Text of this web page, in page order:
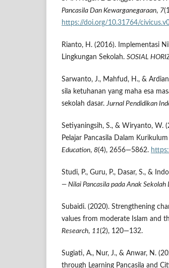
Pancasila Dan Kewarganegaraan, 7
https://doi.org/10.31764/
Rianto, H. (2016). Implementasi
Lingkungan Sekolah. SOSIAL
Sarwanto, J., Mahfud, H., &
sila ketuhanan yang maha esa
sekolah dasar.Jurnal Pendidikan
Setiyaningsih, S., & Wiryanto, W.
Pelajar Pancasila Dalam
Education, 8(4), 2656—5862.
Studi, P., Guru, P., Dasar, S., &
— Nilai Pancasila pada Anak Sekolah
Subaidi. (2020). Strengthening
values from moderate Islam and
Research, 11(2), 120—132.
Sugiati, A., Nur, J., & Anwar, N.
through Learning Pancasila and